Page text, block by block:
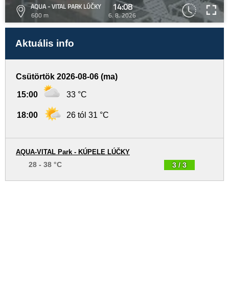
AQUA - VITAL PARK LÚČKY
600 m
14:08
6. 8. 2026
Aktuális info
Csütörtök 2026-08-06 (ma)
15:00 33 °C
18:00 26 tól 31 °C
3 / 3
AQUA-VITAL Park - KÚPELE LÚČKY
28 - 38 °C